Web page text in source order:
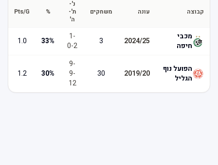
קבוצה עונה משחקים
ת'-
Pts/G
מכבי
חיפה
2024/25
0
33
1.0
הפועל נוף
הגליל
2019/20
30
12
30
1.2